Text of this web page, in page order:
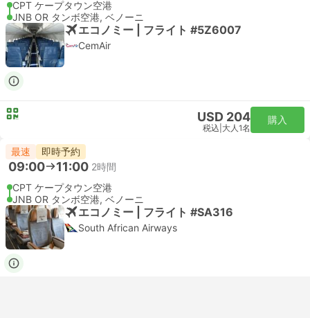
CPT ケープタウン空港
JNB OR タンボ空港, ベノーニ
エコノミー | フライト #5Z6007
CemAir
USD 204
税込 大人1名
購入
最速 即時予約
09:00 11:00 2時間
CPT ケープタウン空港
JNB OR タンボ空港, ベノーニ
エコノミー | フライト #SA316
South African Airways